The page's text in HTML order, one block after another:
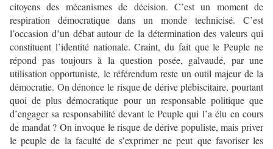
citoyens des mécanismes de décision. C’est un moment de
respiration démocratique dans un monde technicisé. C’est
l’occasion d’un débat autour de la détermination des valeurs qui
constituent l’identité nationale. Craint, du fait que le Peuple ne
répond pas toujours à la question posée, galvaudé, par une
utilisation opportuniste, le référendum reste un outil majeur de la
démocratie. On dénonce le risque de dérive plébiscitaire, pourtant
quoi de plus démocratique pour un responsable politique que
d’engager sa responsabilité devant le Peuple qui l’a élu en cours
de mandat ? On invoque le risque de dérive populiste, mais priver
le peuple de la faculté de s’exprimer ne peut que favoriser les